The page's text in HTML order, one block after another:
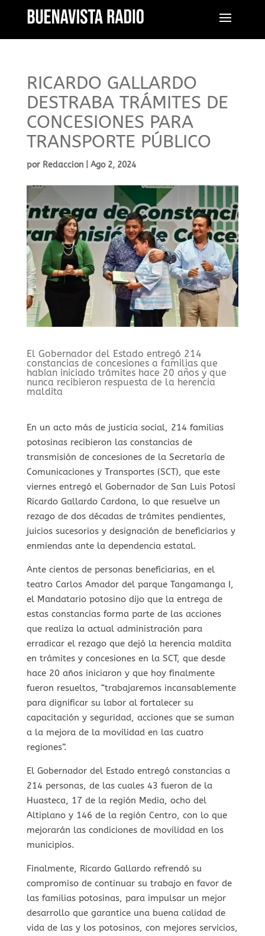
RICARDO GALLARDO
DESTRABA TRÁMITES DE
CONCESIONES PARA
TRANSPORTE PÚBLICO
por Redaccion| Ago 2, 2024
El Gobernador del Estado entregó 214
constancias de concesiones a familias que
habían iniciado trámites hace 20 años y que
nunca recibieron respuesta de la herencia
maldita
En un acto más de justicia social, 214 familias
potosinas recibieron las constancias de
transmisión de concesiones de la Secretaría de
Comunicaciones y Transportes (SCT), que este
viernes entregó el Gobernador de San Luis Potosí
Ricardo Gallardo Cardona, lo que resuelve un
rezago de dos décadas de trámites pendientes,
juicios sucesorios y designación de beneficiarios y
enmiendas ante la dependencia estatal.
Ante cientos de personas beneficiarias, en el
teatro Carlos Amador del parque Tangamanga I,
el Mandatario potosino dijo que la entrega de
estas constancias forma parte de las acciones
que realiza la actual administración para
erradicar el rezago que dejó la herencia maldita
en trámites y concesiones en la SCT, que desde
hace 20 años iniciaron y que hoy finalmente
fueron resueltos, “trabajaremos incansablemente
para dignificar su labor al fortalecer su
capacitación y seguridad, acciones que se suman
a la mejora de la movilidad en las cuatro
regiones”.
El Gobernador del Estado entregó constancias a
214 personas, de las cuales 43 fueron de la
Huasteca, 17 de la región Media, ocho del
Altiplano y 146 de la región Centro, con lo que
mejorarán las condiciones de movilidad en los
municipios.
Finalmente, Ricardo Gallardo refrendó su
compromiso de continuar su trabajo en favor de
las familias potosinas, para impulsar un mejor
desarrollo que garantice una buena calidad de
vida de las y los potosinos, con mejores servicios,